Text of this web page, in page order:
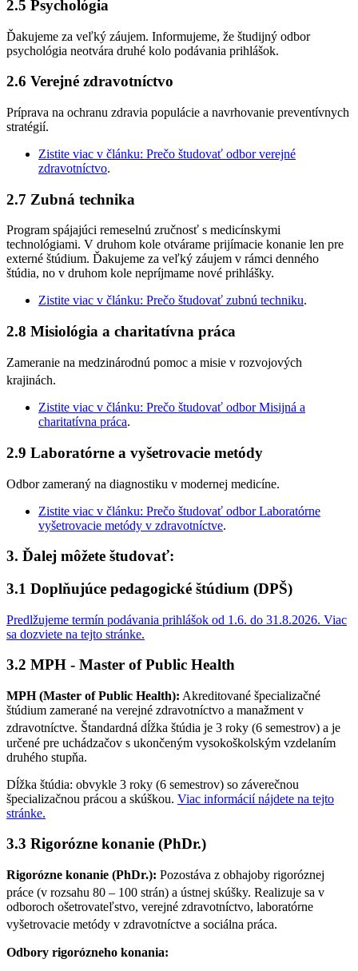
2.5 Psychológia
Ďakujeme za veľký záujem. Informujeme, že študijný odbor
psychológia neotvára druhé kolo podávania prihlášok.
2.6 Verejné zdravotníctvo
Príprava na ochranu zdravia populácie a navrhovanie preventívnych
stratégií.
Zistite viac v článku: Prečo študovať odbor verejné
zdravotníctvo.
2.7 Zubná technika
Program spájajúci remeselnú zručnosť s medicínskymi
technológiami. V druhom kole otvárame prijímacie konanie len pre
externé štúdium. Ďakujeme za veľký záujem v rámci denného
štúdia, no v druhom kole nepríjmame nové prihlášky.
Zistite viac v článku: Prečo študovať zubnú techniku.
2.8 Misiológia a charitatívna práca
Zameranie na medzinárodnú pomoc a misie v rozvojových
krajinách.
Zistite viac v článku: Prečo študovať odbor Misijná a
charitatívna práca.
2.9 Laboratórne a vyšetrovacie metódy
Odbor zameraný na diagnostiku v modernej medicíne.
Zistite viac v článku: Prečo študovať odbor Laboratórne
vyšetrovacie metódy v zdravotníctve.
3. Ďalej môžete študovať:
3.1 Doplňujúce pedagogické štúdium (DPŠ)
Predlžujeme termín podávania prihlášok od 1.6. do 31.8.2026. Viac
sa dozviete na tejto stránke.
3.2 MPH - Master of Public Health
MPH (Master of Public Health): Akreditované špecializačné
štúdium zamerané na verejné zdravotníctvo a manažment v
zdravotníctve. Štandardná dĺžka štúdia je 3 roky (6 semestrov) a je
určené pre uchádzačov s ukončeným vysokoškolským vzdelaním
druhého stupňa.
Dĺžka štúdia: obvykle 3 roky (6 semestrov) so záverečnou
špecializačnou prácou a skúškou. Viac informácií nájdete na tejto
stránke.
3.3 Rigorózne konanie (PhDr.)
Rigorózne konanie (PhDr.): Pozostáva z obhajoby rigoróznej
práce (v rozsahu 80 – 100 strán) a ústnej skúšky. Realizuje sa v
odboroch ošetrovateľstvo, verejné zdravotníctvo, laboratórne
vyšetrovacie metódy v zdravotníctve a sociálna práca.
Odbory rigorózneho konania: